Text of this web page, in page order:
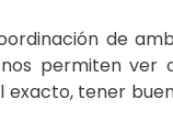
de
permiten
tener